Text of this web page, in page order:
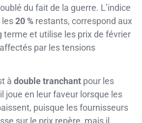
du fait de la guerre. L’indice
les20 % restants, correspond aux
terme et utilise les prix de février
par les tensions
à double tranchant pour les
joue en leur faveur lorsque les
puisque les fournisseurs
sur le prix repère, mais il